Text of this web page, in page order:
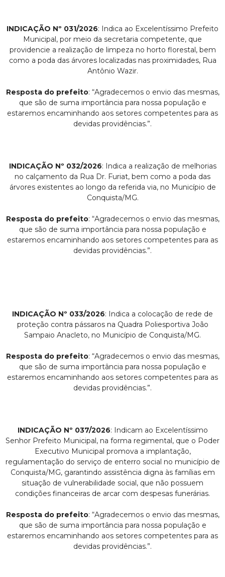
INDICAÇÃO Nº 031/2026: Indica ao Excelentíssimo Prefeito
Municipal, por meio da secretaria competente, que
providencie a realização de limpeza no horto florestal, bem
como a poda das árvores localizadas nas proximidades, Rua
Antônio Wazir.
Resposta do prefeito: “Agradecemos o envio das mesmas,
que são de suma importância para nossa população e
estaremos encaminhando aos setores competentes para as
devidas providências.”.
INDICAÇÃO Nº 032/2026: Indica a realização de melhorias
no calçamento da Rua Dr. Furiat, bem como a poda das
árvores existentes ao longo da referida via, no Município de
Conquista/MG.
Resposta do prefeito: “Agradecemos o envio das mesmas,
que são de suma importância para nossa população e
estaremos encaminhando aos setores competentes para as
devidas providências.”.
INDICAÇÃO Nº 033/2026: Indica a colocação de rede de
proteção contra pássaros na Quadra Poliesportiva João
Sampaio Anacleto, no Município de Conquista/MG.
Resposta do prefeito: “Agradecemos o envio das mesmas,
que são de suma importância para nossa população e
estaremos encaminhando aos setores competentes para as
devidas providências.”.
INDICAÇÃO Nº 037/2026: Indicam ao Excelentíssimo
Senhor Prefeito Municipal, na forma regimental, que o Poder
Executivo Municipal promova a implantação,
regulamentação do serviço de enterro social no município de
Conquista/MG, garantindo assistência digna às famílias em
situação de vulnerabilidade social, que não possuem
condições financeiras de arcar com despesas funerárias.
Resposta do prefeito: “Agradecemos o envio das mesmas,
que são de suma importância para nossa população e
estaremos encaminhando aos setores competentes para as
devidas providências.”.